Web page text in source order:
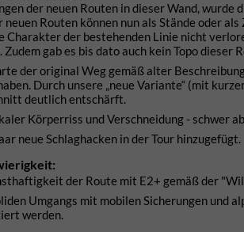
der neuen Routen in dieser Wand,
neuen Routen können nun als Stände oder
Charakter der bestehenden Linie nicht
gab es bis dato auch kein Topo dieser
der original Weg gemäß alter
Durch unsere „neue Variante“ (mit
deutlich entschärft.
Körperriss und Verschneidung - schwer
neue Schlaghacken in der Tour hinzugefügt.
der Route mit E2+ gemäß der
Umgangs mit mobilen Sicherungen und
werden.